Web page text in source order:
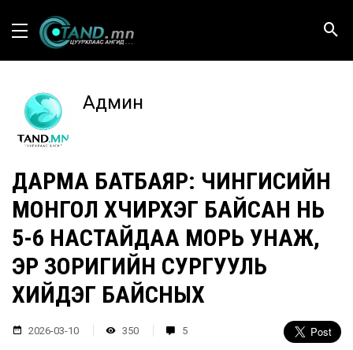
Админ
ДАРМА БАТБАЯР: ЧИНГИСИЙН
МОНГОЛ ХҮЧИРХЭГ БАЙСАН НЬ
5-6 НАСТАЙДАА МОРЬ УНАЖ,
ЭР ЗОРИГИЙН СУРГУУЛЬ
ХИЙДЭГ БАЙСНЫХ
2026-03-10 350 5